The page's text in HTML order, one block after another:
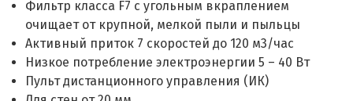
Фильтр класса F7 с угольным вкраплением
очищает от крупной, мелкой пыли и пыльцы
Активный приток 7 скоростей до 120 м3/час
Низкое потребление электроэнергии 5 – 40 Вт
Пульт дистанционного управления (ИК)